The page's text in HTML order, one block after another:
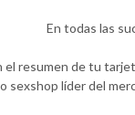
En todas las
el resumen de tu
sexshop líder del